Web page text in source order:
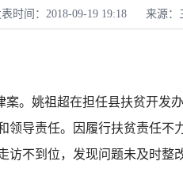
时间：2018-09-19 19:18 来源：
。姚祖超在担任县扶贫开发
导责任。因履行扶贫责任不
不到位，发现问题未及时整